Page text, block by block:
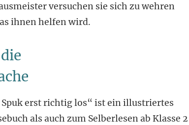
versuchen sie sich zu wehren
ihnen helfen wird.
erst richtig los“ ist ein illustriertes
als auch zum Selberlesen ab Klasse 2